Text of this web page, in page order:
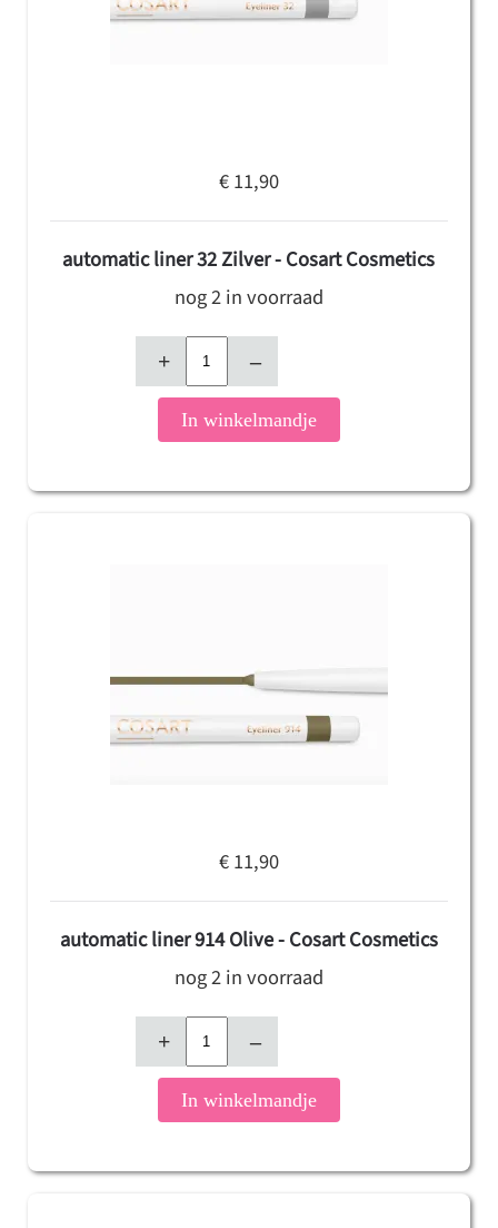
€ 11,90
automatic liner 32 Zilver - Cosart Cosmetics
nog 2 in voorraad
+ –
In winkelmandje
€ 11,90
automatic liner 914 Olive - Cosart Cosmetics
nog 2 in voorraad
+ –
In winkelmandje